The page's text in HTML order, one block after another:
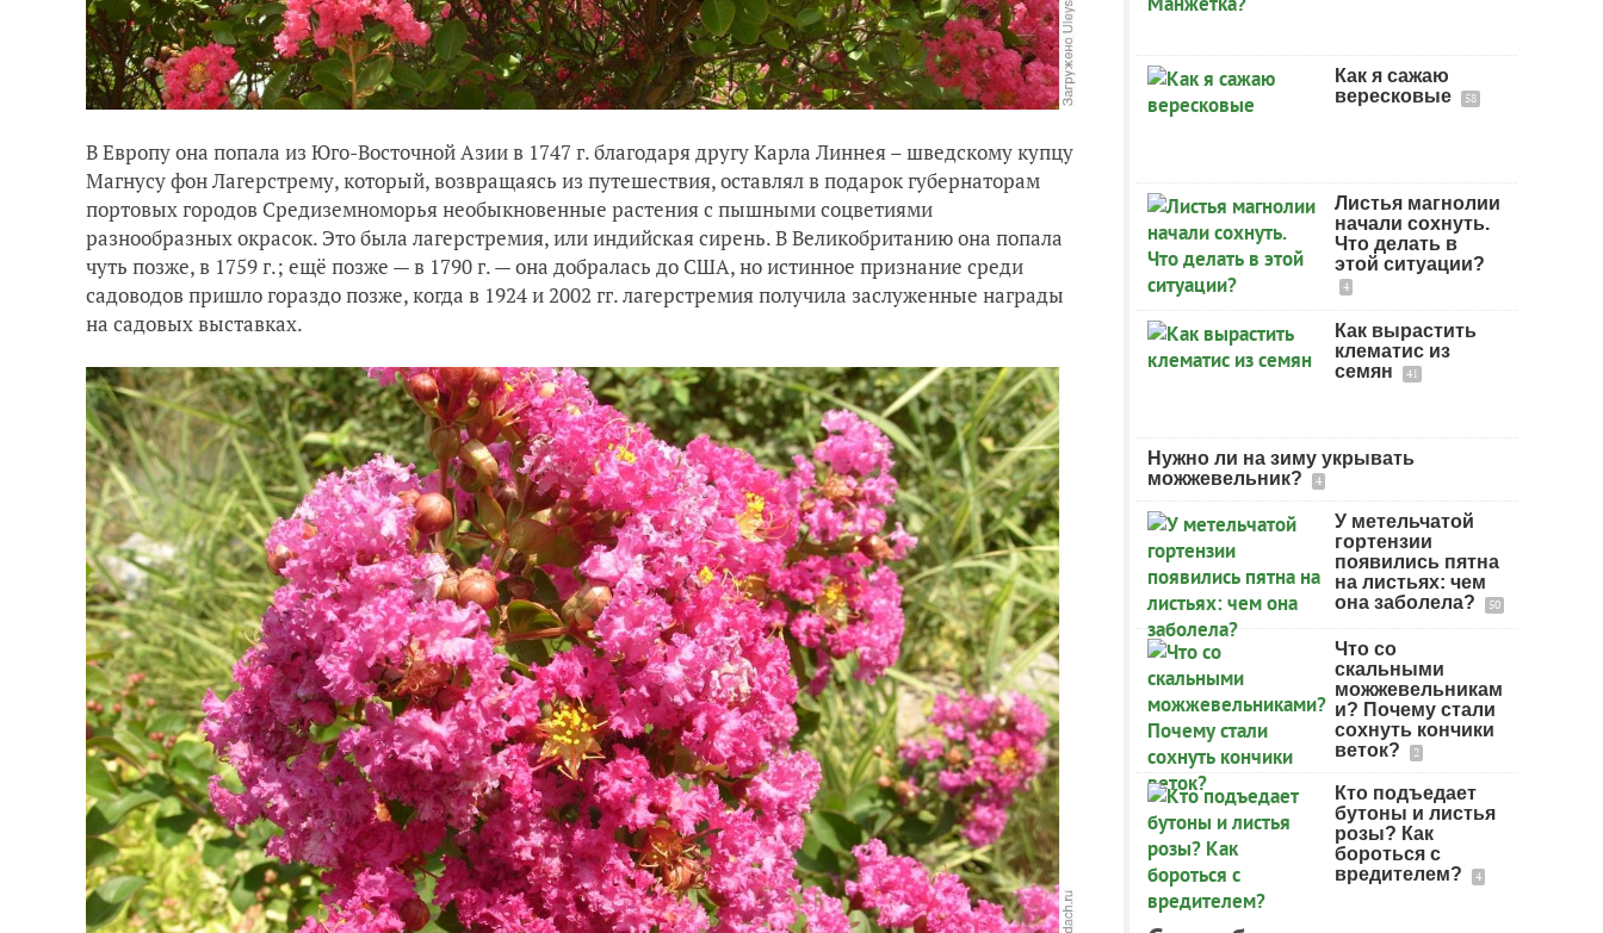
В Европу она попала из Юго-Восточной Азии в 1747 г. благодаря другу Карла Линнея – шведскому купцу
Магнусу фон Лагерстрему, который, возвращаясь из путешествия, оставлял в подарок губернаторам
портовых городов Средиземноморья необыкновенные растения с пышными соцветиями
разнообразных окрасок. Это была лагерстремия, или индийская сирень. В Великобританию она попала
чуть позже, в 1759 г.; ещё позже — в 1790 г. — она добралась до США, но истинное признание среди
садоводов пришло гораздо позже, когда в 1924 и 2002 гг. лагерстремия получила заслуженные награды
на садовых выставках.
Как я сажаю
вересковые
58
Листья магнолии
начали сохнуть.
Что делать в
этой ситуации?
4
Как вырастить
клематис из
семян
41
Нужно ли на зиму укрывать
можжевельник?
4
У метельчатой
гортензии
появились пятна
на листьях: чем
она заболела?
50
Что со
скальными
можжевельникам
и? Почему стали
сохнуть кончики
веток?
2
Кто подъедает
бутоны и листья
розы? Как
бороться с
вредителем?
4